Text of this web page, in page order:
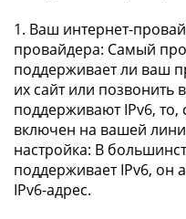
1. Ваш интернет-
провайдера: Самый
поддерживает ли ваш
их сайт или позвонить
поддерживают IPv6, то,
включен на вашей
настройка: В
поддерживает IPv6, он
IPv6-адрес.